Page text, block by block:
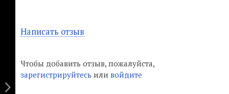
Написать отзыв
Чтобы добавить отзыв, пожалуйста,
зарегистрируйтесь или войдите